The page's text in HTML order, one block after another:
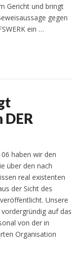
Gericht und bringt
gegen
ein …
haben wir den
über den nach
real existenten
der Sicht des
Unsere
auf das
von der in
Organisation